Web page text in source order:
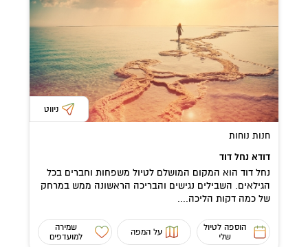
ניווט
חנות נוחות
דודא נחל דוד
נחל דוד הוא המקום המושלם לטיול משפחות וחברים בכל
הגילאים. השבילים נגישים והבריכה הראשונה ממש במרחק
של כמה דקות הליכה....
הוספה לטיול
שלי
על המפה
שמירה
למועדפים